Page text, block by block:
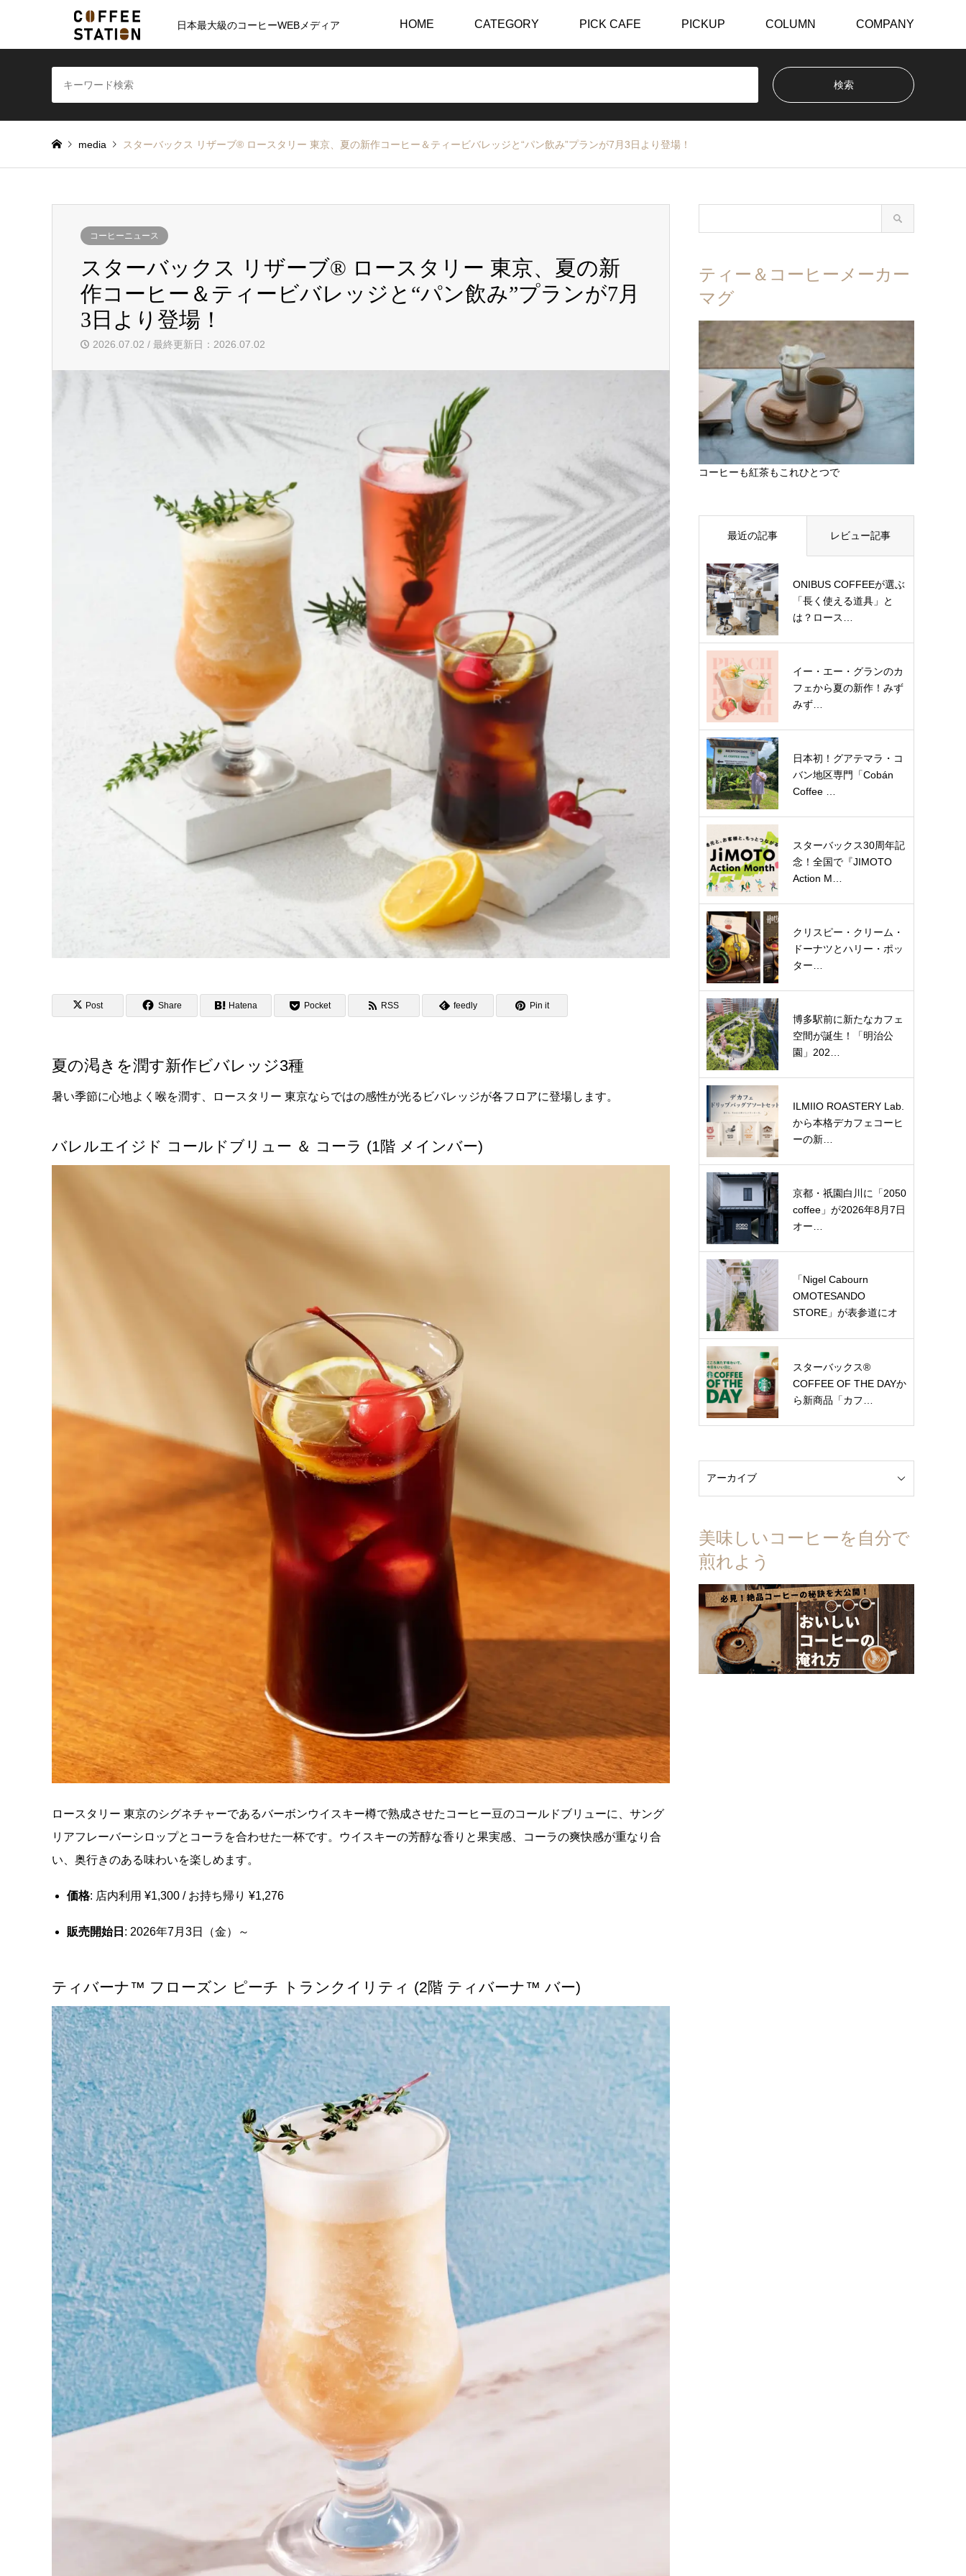
日本最大級のコーヒーWEBメディア HOME CATEGORY PICK CAFE PICKUP COLUMN COMPANY
media スターバックス リザーブ® ロースタリー 東京、夏の新作コーヒー＆ティービバレッジと“パン飲み”プランが7月3日より登場！
コーヒーニュース
スターバックス リザーブ® ロースタリー 東京、夏の新
作コーヒー＆ティービバレッジと“パン飲み”プランが7月
3日より登場！
2026.07.02 / 最終更新日：2026.07.02
Post Share Hatena Pocket RSS feedly Pin it
夏の渇きを潤す新作ビバレッジ3種
暑い季節に心地よく喉を潤す、ロースタリー 東京ならではの感性が光るビバレッジが各フロアに登場します。
バレルエイジド コールドブリュー ＆ コーラ (1階 メインバー)
ロースタリー 東京のシグネチャーであるバーボンウイスキー樽で熟成させたコーヒー豆のコールドブリューに、サング
リアフレーバーシロップとコーラを合わせた一杯です。ウイスキーの芳醇な香りと果実感、コーラの爽快感が重なり合
い、奥行きのある味わいを楽しめます。
価格: 店内利用 ¥1,300 / お持ち帰り ¥1,276
販売開始日 : 2026年7月3日（金）～
ティバーナ™ フローズン ピーチ トランクイリティ (2階 ティバーナ™ バー)
ティー＆コーヒーメーカー
マグ
コーヒーも紅茶もこれひとつで
最近の記事 レビュー記事
ONIBUS COFFEEが選ぶ
「長く使える道具」と
は？ロース…
イー・エー・グランのカ
フェから夏の新作！みず
みず…
日本初！グアテマラ・コ
バン地区専門「Cobán
Coffee …
スターバックス30周年記
念！全国で『JIMOTO
Action M…
クリスピー・クリーム・
ドーナツとハリー・ポッ
ター…
博多駅前に新たなカフェ
空間が誕生！「明治公
園」202…
ILMIIO ROASTERY Lab.
から本格デカフェコーヒ
ーの新…
京都・祇園白川に「2050
coffee」が2026年8月7日
オー…
「Nigel Cabourn
OMOTESANDO
STORE」が表参道にオ
スターバックス®
COFFEE OF THE DAYか
ら新商品「カフ…
美味しいコーヒーを自分で
煎れよう